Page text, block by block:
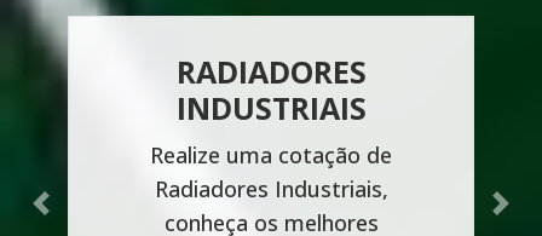
RADIADORES
INDUSTRIAIS
Realize uma cotação de
Radiadores Industriais,
conheça os melhores
Previous Next